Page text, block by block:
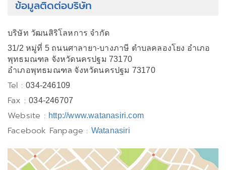
ข้อมูลติดต่อบริษัท
บริษัท วัฒนสิริโลหการ จำกัด
31/2 หมู่ที่ 5 ถนนศาลายา-บางภาษี ตำบลคลองโยง อำเภอ
พุทธมณฑล จังหวัดนครปฐม 73170
อำเภอพุทธมณฑล จังหวัดนครปฐม 73170
Tel :034-246109
Fax :034-246707
Website : http://www.watanasiri.com
Facebook Fanpage : Watanasiri